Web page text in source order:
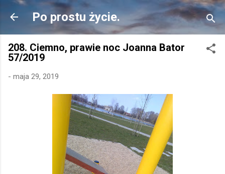
Przejdź do głównej zawartości
Po prostu życie.
208. Ciemno, prawie noc Joanna Bator
57/2019
- maja 29, 2019